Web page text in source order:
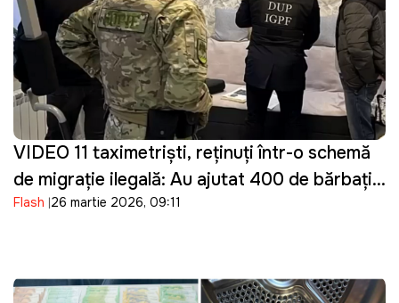
VIDEO 11 taximetriști, reținuți într-o schemă
de migrație ilegală: Au ajutat 400 de bărbați
din Ucraina să intre ilegal în Moldova
Flash 26 martie 2026, 09:11